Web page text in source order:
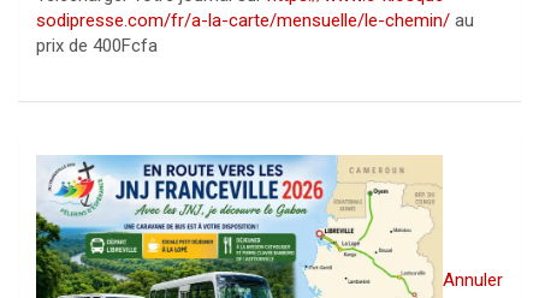
sodipresse.com/fr/a-la-carte/mensuelle/le-chemin/ au
prix de 400Fcfa
Annuler